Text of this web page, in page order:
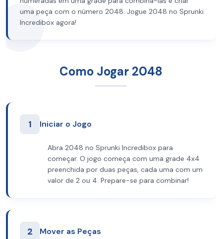
uma peça com o número 2048. Jogue 2048 no Sprunki
Incredibox agora!
Como Jogar 2048
1 Iniciar o Jogo
Abra 2048 no Sprunki Incredibox para
começar. O jogo começa com uma grade 4x4
preenchida por duas peças, cada uma com um
valor de 2 ou 4. Prepare-se para combinar!
2 Mover as Peças